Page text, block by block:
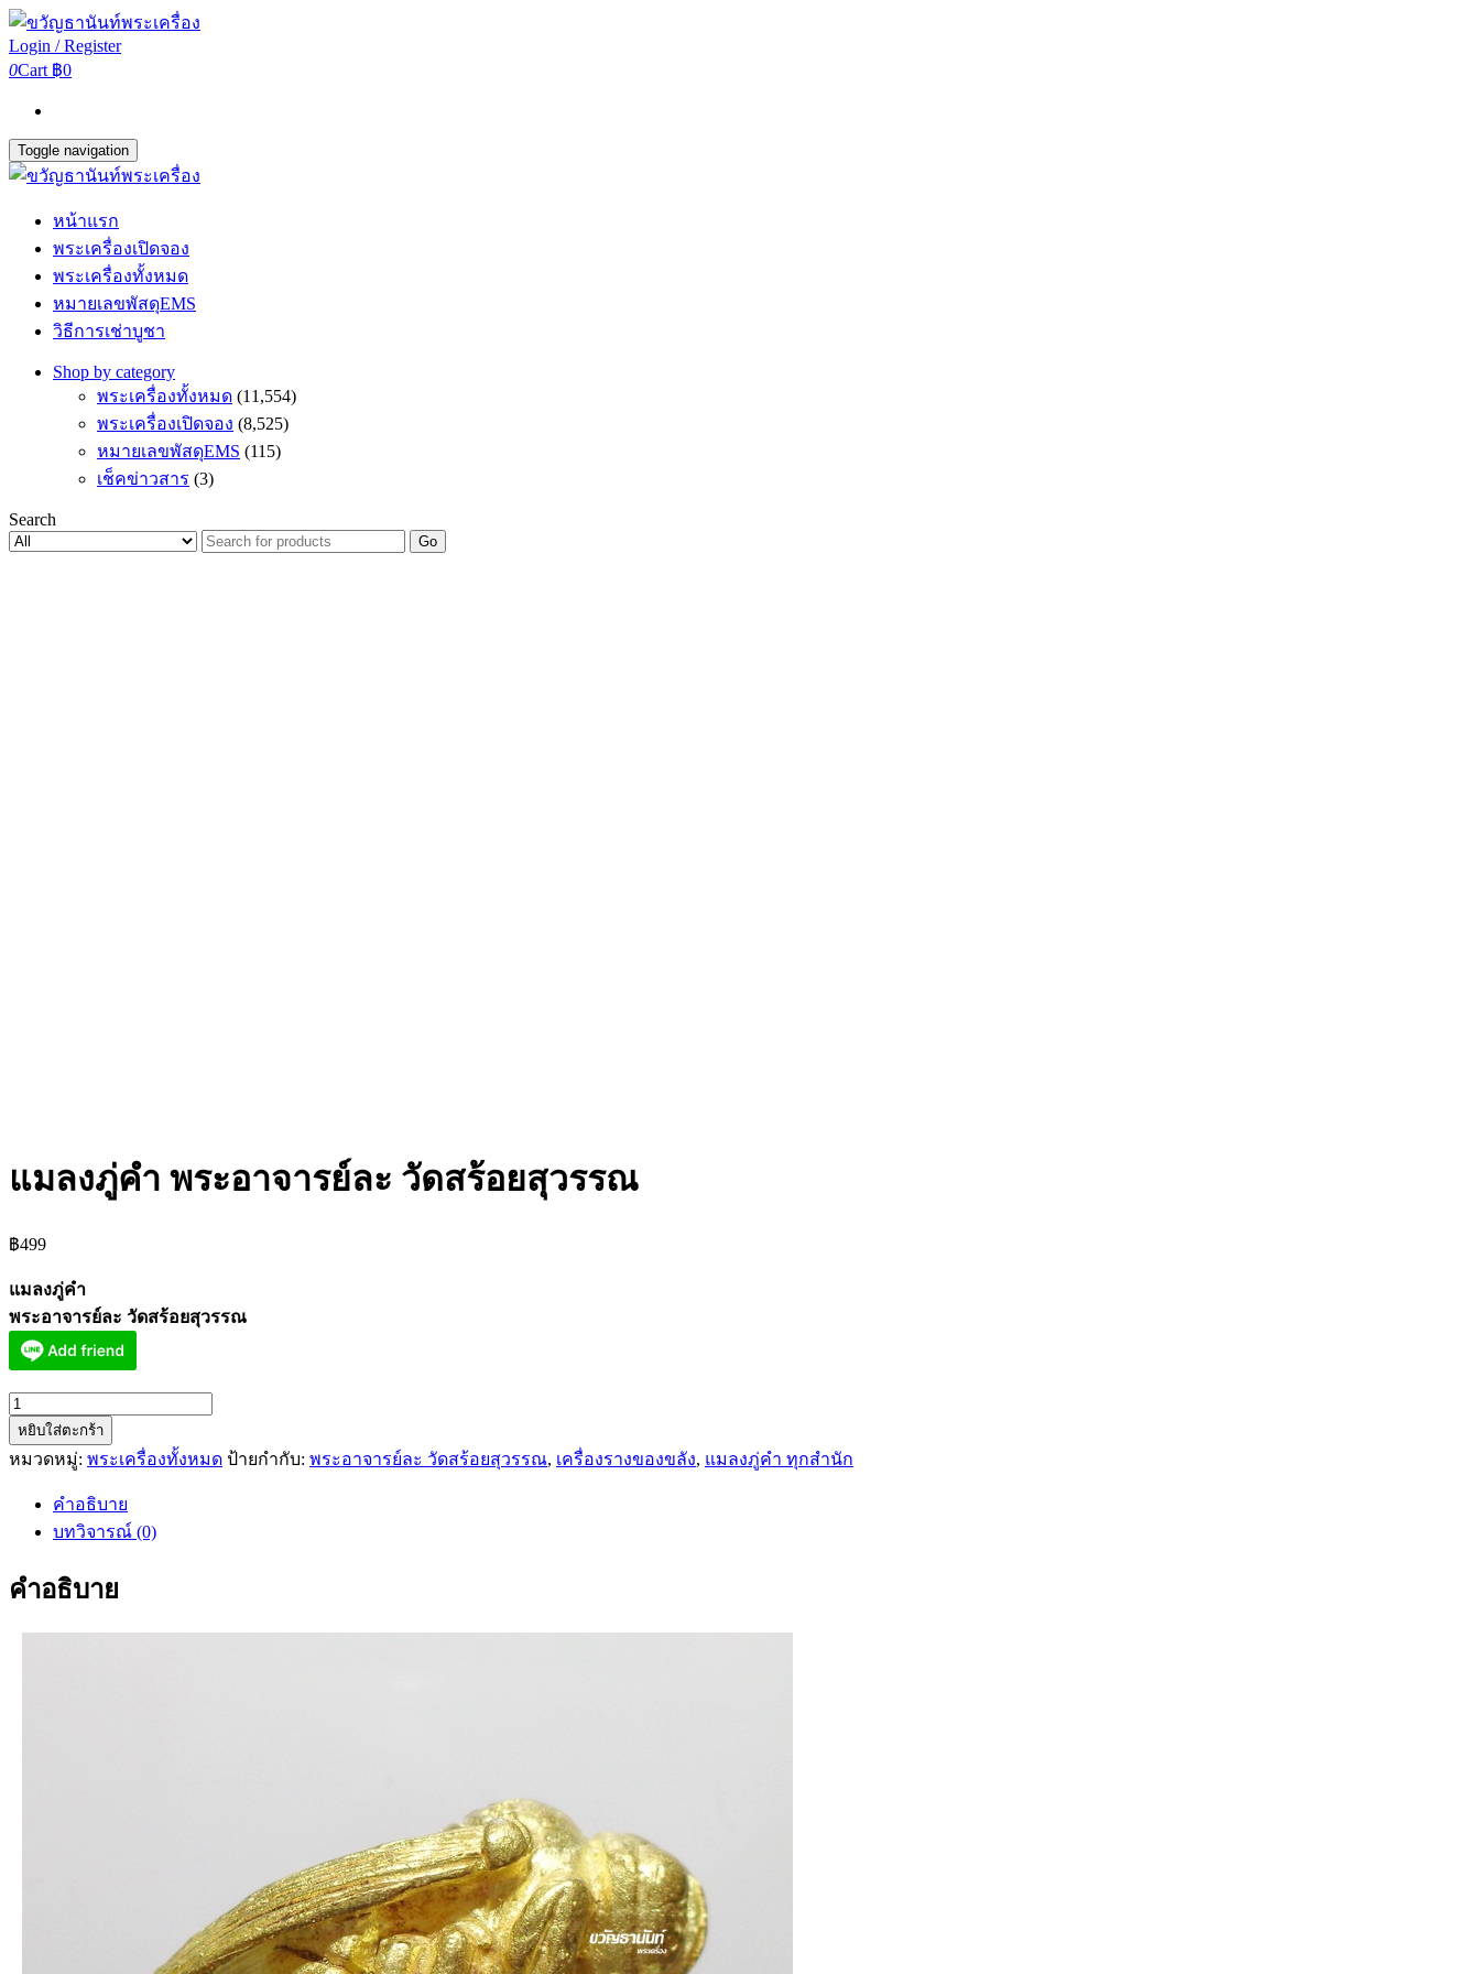
Login / Register
0Cart ฿0
Toggle navigation
หน้าแรก
พระเครื่องเปิดจอง
พระเครื่องทั้งหมด
หมายเลขพัสดุEMS
วิธีการเช่าบูชา
Shop by category
พระเครื่องทั้งหมด (11,554)
พระเครื่องเปิดจอง (8,525)
หมายเลขพัสดุEMS (115)
เช็คข่าวสาร (3)
Search
Go
แมลงภู่คำ พระอาจารย์ละ วัดสร้อยสุวรรณ
฿499
แมลงภู่คำ
พระอาจารย์ละ วัดสร้อยสุวรรณ
จำนวน
แมลง
ภู่
อาจารย์
วัด
หยิบใส่ตะกร้า
หมวดหมู่: พระเครื่องทั้งหมด ป้ายกำกับ: พระอาจารย์ละ วัดสร้อยสุวรรณ, เครื่องรางของขลัง, แมลงภู่คำ ทุกสำนัก
คำอธิบาย
บทวิจารณ์ (0)
คำอธิบาย